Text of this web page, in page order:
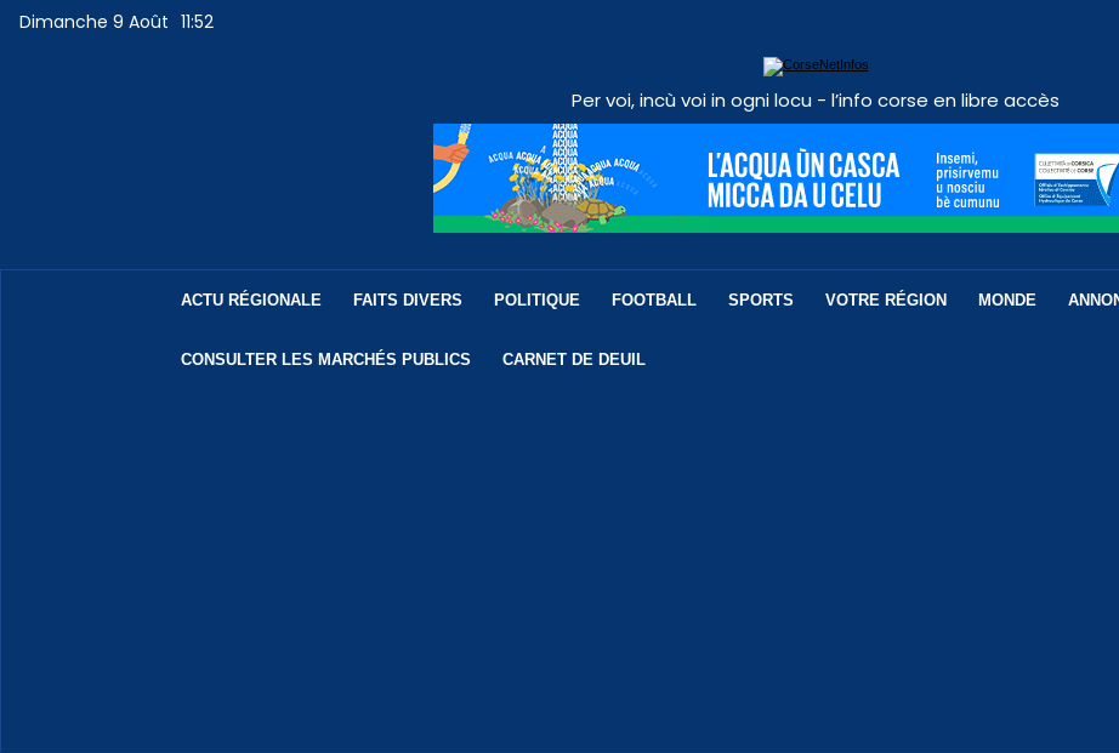
Dimanche 9 Août 11:52
Per voi, incù voi in ogni locu - l’info corse en libre accès
ACTU RÉGIONALE FAITS DIVERS POLITIQUE FOOTBALL SPORTS VOTRE RÉGION MONDE
CONSULTER LES MARCHÉS PUBLICS CARNET DE DEUIL